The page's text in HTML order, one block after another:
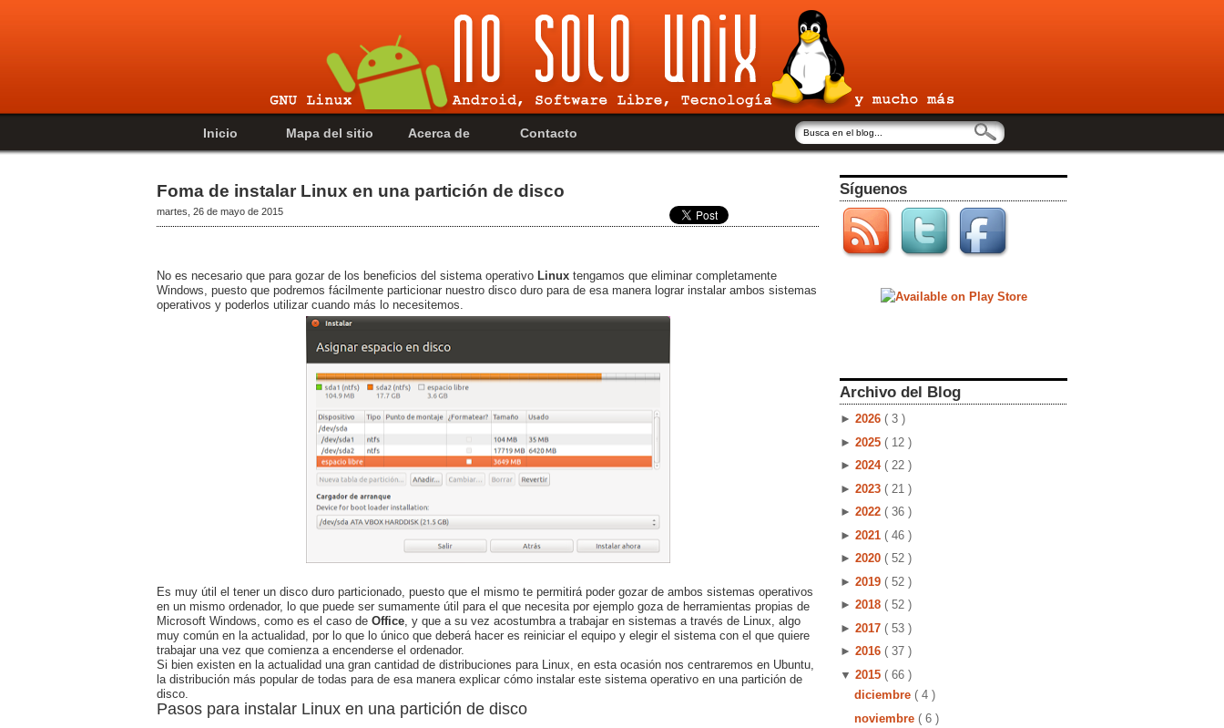
Inicio Mapa del sitio Acerca de Contacto
Foma de instalar Linux en una partición de disco
martes, 26 de mayo de 2015
No es necesario que para gozar de los beneficios del sistema operativo Linux tengamos que eliminar completamente
Windows, puesto que podremos fácilmente particionar nuestro disco duro para de esa manera lograr instalar ambos sistemas
operativos y poderlos utilizar cuando más lo necesitemos.
Es muy útil el tener un disco duro particionado, puesto que el mismo te permitirá poder gozar de ambos sistemas operativos
en un mismo ordenador, lo que puede ser sumamente útil para el que necesita por ejemplo goza de herramientas propias de
Microsoft Windows, como es el caso de Office , y que a su vez acostumbra a trabajar en sistemas a través de Linux, algo
muy común en la actualidad, por lo que lo único que deberá hacer es reiniciar el equipo y elegir el sistema con el que quiere
trabajar una vez que comienza a encenderse el ordenador.
Si bien existen en la actualidad una gran cantidad de distribuciones para Linux, en esta ocasión nos centraremos en Ubuntu,
la distribución más popular de todas para de esa manera explicar cómo instalar este sistema operativo en una partición de
disco.
Pasos para instalar Linux en una partición de disco
Síguenos
Archivo del Blog
► 2026 ( 3 )
► 2025 ( 12 )
► 2024 ( 22 )
► 2023 ( 21 )
► 2022 ( 36 )
► 2021 ( 46 )
► 2020 ( 52 )
► 2019 ( 52 )
► 2018 ( 52 )
► 2017 ( 53 )
► 2016 ( 37 )
▼ 2015 ( 66 )
diciembre ( 4 )
noviembre ( 6 )